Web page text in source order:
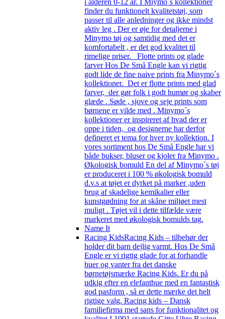
finder du funktionelt kvalitetstøj, som
passer til alle anledninger og ikke mindst
aktiv leg . Der er øje for detaljerne i
Minymo tøj og samtidig med det er
komfortabelt , er det god kvalitet til
rimelige priser. Flotte prints og glade
farver Hos De Små Engle kan vi rigtig
godt lide de fine naive prints fra Minymo´s
kollektioner. Det er flotte prints med glad
farver, der gør folk i godt humør og skaber
glæde . Søde , sjove og seje prints som
børnene er vilde med . Minymo´s
kollektioner er inspireret af hvad der er
oppe i tiden, og designerne har derfor
defineret et tema for hver ny kollektion. I
vores sortiment hos De Små Engle har vi
både bukser, bluser og kjoler fra Minymo .
Økologisk bomuld En del af Minymo´s tøj
er produceret i 100 % økologisk bomuld
d.v.s at tøjet er dyrket på marker ,uden
brug af skadelige kemikalier eller
kunstgødning for at skåne miljøet mest
muligt . Tøjet vil i dette tilfælde være
markeret med økologisk bomulds tag.
Name It
Racing KidsRacing Kids – tilbehør der
holder dit barn dejlig varmt. Hos De Små
Engle er vi rigtig glade for at forhandle
huer og vanter fra det danske
børnetøjsmærke Racing Kids. Er du på
udkig efter en elefanthue med en fantastisk
god pasform , så er dette mærke det helt
rigtige valg. Racing kids – Dansk
familiefirma med sans for funktionalitet og